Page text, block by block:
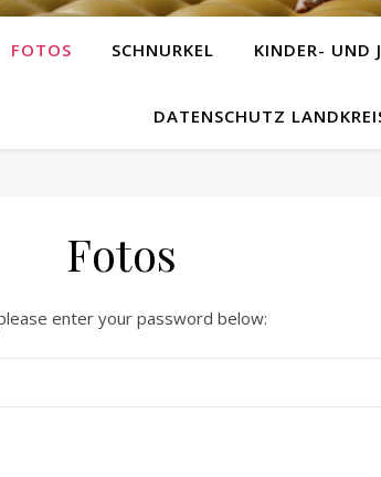
FOTOS SCHNURKEL KINDER- UND
DATENSCHUTZ
Fotos
enter your password below: